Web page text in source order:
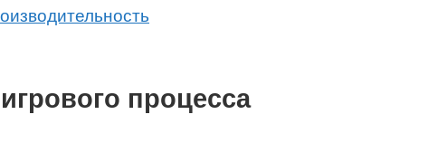
процесса